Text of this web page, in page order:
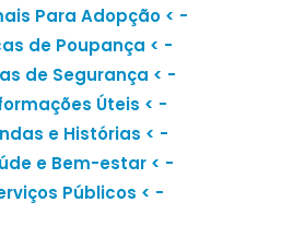
Para Adopção < -
de Poupança < -
de Segurança < -
Úteis < -
e Histórias < -
e Bem-estar< -
Públicos < -